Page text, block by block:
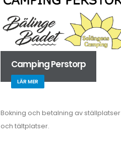
Camping Perstorp
LÄR MER
Bokning och betalning av ställplatser
och tältplatser.